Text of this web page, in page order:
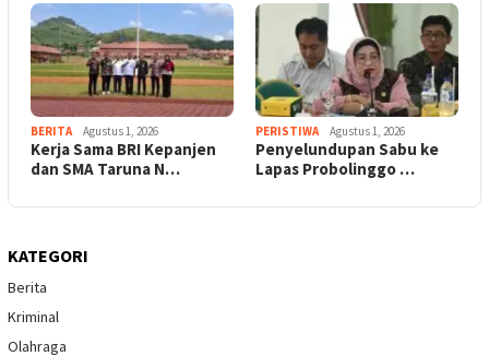
BERITA Agustus 1, 2026
Kerja Sama BRI Kepanjen
dan SMA Taruna N…
PERISTIWA Agustus 1, 2026
Penyelundupan Sabu ke
Lapas Probolinggo …
KATEGORI
Berita
Kriminal
Olahraga